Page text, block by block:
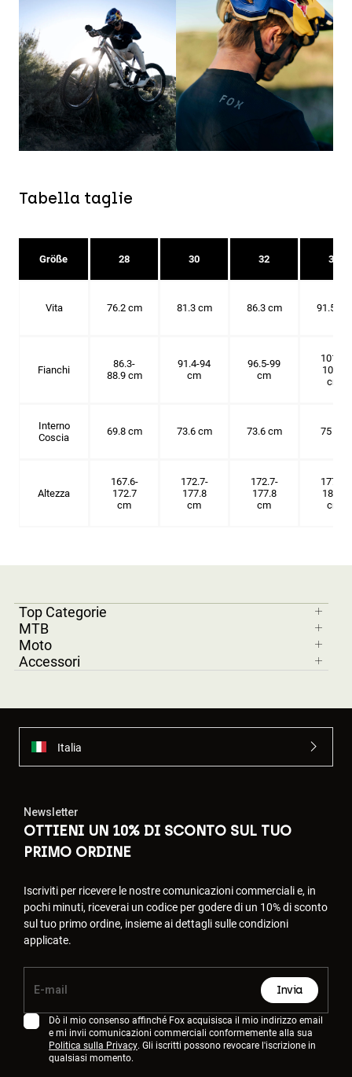
Tabella taglie
Größe 28 30 32 34
Vita 76.2 cm 81.3 cm 86.3 cm 91.5 cm
Fianchi
86.3-
88.9 cm
91.4-94
cm
96.5-99
cm
101.6-
104.1
cm
Interno
Coscia
69.8 cm 73.6 cm 73.6 cm 75 cm
Altezza
167.6-
172.7
cm
172.7-
177.8
cm
172.7-
177.8
cm
177.8-
182.9
cm
Top Categorie
MTB
Moto
Accessori
Italia
Newsletter
OTTIENI UN 10% DI SCONTO SUL TUO
PRIMO ORDINE
Iscriviti per ricevere le nostre comunicazioni commerciali e, in
pochi minuti, riceverai un codice per godere di un 10% di sconto
sul tuo primo ordine, insieme ai dettagli sulle condizioni
applicate.
Invia
Dò il mio consenso affinché Fox acquisisca il mio indirizzo email
e mi invii comunicazioni commerciali conformemente alla sua
Politica sulla Privacy. Gli iscritti possono revocare l'iscrizione in
qualsiasi momento.